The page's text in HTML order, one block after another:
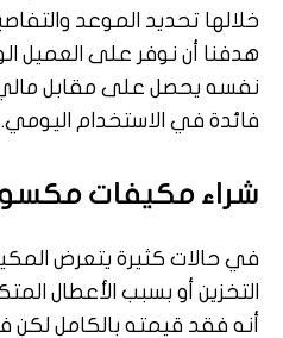
خلالها تحديد الموعد
هدفنا أن نوفر على العميل
نفسه يحصل على مقابل
فائدة في الاستخدام اليومي.
شراء مكيفات
في حالات كثيرة يتعرض
التخزين أو بسبب الأعطال
أنه فقد قيمته بالكامل لكن